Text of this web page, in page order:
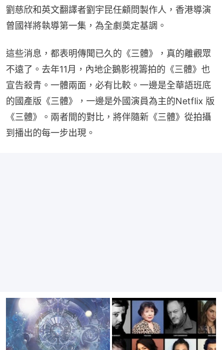
劉慈欣和英文翻譯者劉宇昆任顧問製作人，香港導演
曾國祥將執導第一集，為全劇奠定基調。
這些消息，都表明傳聞已久的《三體》，真的離觀眾
不遠了。去年11月，內地企鵝影視籌拍的《三體》也
宣告殺青。一體兩面，必有比較。一邊是全華語班底
的國產版《三體》，一邊是外國演員為主的Netflix 版
《三體》。兩者間的對比，將伴隨新《三體》從拍攝
到播出的每一步出現。